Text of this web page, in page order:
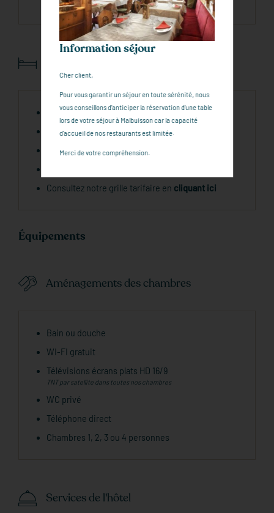
Chambre Double - Standard
Chambre Twin - Standard
Chambre Triple
Consultez notre grille tarifaire en cliquant ici
Équipements
Aménagements des chambres
Bain ou douche
WI-FI gratuit
Télévisions écrans plats HD 16/9
TNT par satellite dans toutes nos chambres
WC privé
Téléphone direct
Chambres 1, 2, 3 ou 4 personnes
Services de l'hôtel
Information séjour
Cher client,
Pour vous garantir un séjour en toute sérénité, nous
vous conseillons d'anticiper la réservation d'une table
lors de votre séjour à Malbuisson car la capacité
d'accueil de nos restaurants est limitée.
Merci de votre compréhension.